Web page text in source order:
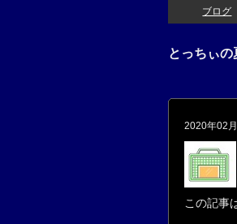
ブログ
とっちぃ
2020年02
この記事